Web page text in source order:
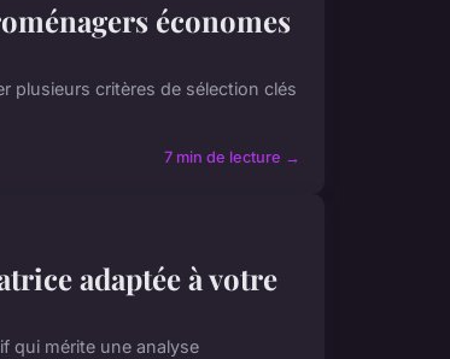
économes
plusieurs critères de sélection clés
7 min de lecture →
adaptée à votre
qui mérite une analyse